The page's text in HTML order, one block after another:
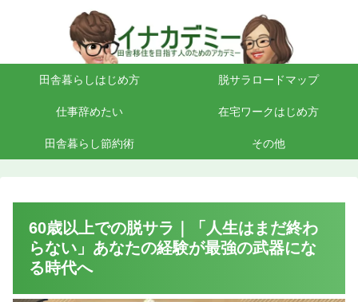
田舎暮らしはじめ方 脱サラロードマップ
仕事辞めたい 在宅ワークはじめ方
田舎暮らし節約術 その他
60歳以上での脱サラ｜「人生はまだ終わ
らない」あなたの経験が最強の武器にな
る時代へ